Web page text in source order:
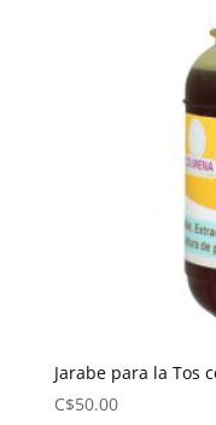
Jarabe para la Tos
C$50.00